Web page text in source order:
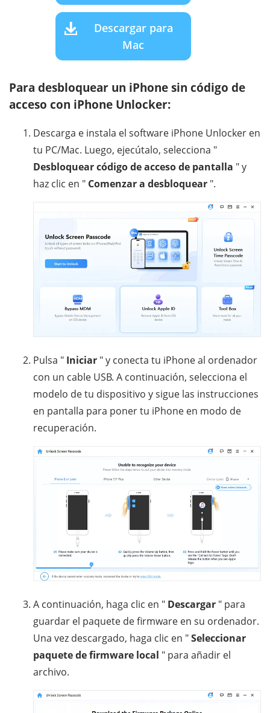
Descargar para
Mac
Para desbloquear un iPhone sin código de
acceso con iPhone Unlocker:
Descarga e instala el software iPhone Unlocker en
tu PC/Mac. Luego, ejecútalo, selecciona "
Desbloquear código de acceso de pantalla " y
haz clic en " Comenzar a desbloquear ".
Pulsa " Iniciar " y conecta tu iPhone al ordenador
con un cable USB. A continuación, selecciona el
modelo de tu dispositivo y sigue las instrucciones
en pantalla para poner tu iPhone en modo de
recuperación.
A continuación, haga clic en " Descargar " para
guardar el paquete de firmware en su ordenador.
Una vez descargado, haga clic en "Seleccionar
paquete de firmware local " para añadir el
archivo.